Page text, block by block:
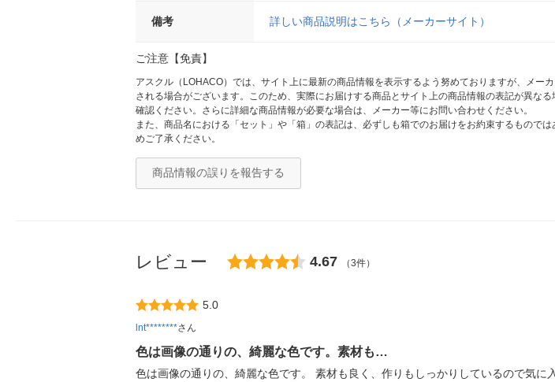
備考 詳しい商品説明はこちら（メーカーサイト）
ご注意【免責】
アスクル（LOHACO）では、サイト上に最新の商品情報を表示するよう努めておりますが、メ
される場合がございます。このため、実際にお届けする商品とサイト上の商品情報の表記が異な
確認ください。さらに詳細な商品情報が必要な場合は、メーカー等にお問い合わせください。
また、商品名における「セット」や「箱」の表記は、必ずしも箱でのお届けをお約束するもので
めご了承ください。
商品情報の誤りを報告する
レビュー 4.67 （3件）
5.0
lnt********さん
色は画像の通りの、綺麗な色です。素材も…
色は画像の通りの、綺麗な色です。 素材も良く、作りもしっかりしているので気